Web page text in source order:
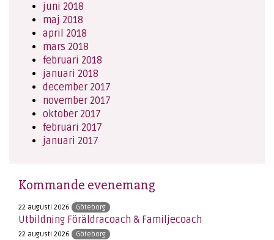
juni 2018
maj 2018
april 2018
mars 2018
februari 2018
januari 2018
december 2017
november 2017
oktober 2017
februari 2017
januari 2017
Kommande evenemang
22 augusti 2026 Göteborg
Utbildning Föräldracoach & Familjecoach
22 augusti 2026 Göteborg